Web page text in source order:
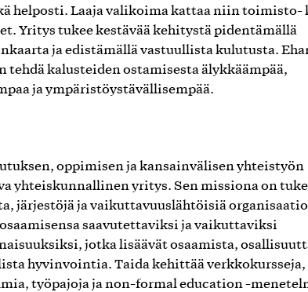
helposti. Laaja valikoima kattaa niin toimisto-
Yritys tukee kestävää kehitystä pidentämällä
ja edistämällä vastuullista kulutusta.
tehdä kalusteiden ostamisesta älykkäämpää,
ja ympäristöystävällisempää.
oppimisen ja kansainvälisen yhteistyön
yhteiskunnallinen yritys. Sen missiona on
järjestöjä ja vaikuttavuuslähtöisiä
saavutettaviksi ja vaikuttaviksi
jotka lisäävät osaamista,
hyvinvointia. Taida kehittää verkkokursseja,
työpajoja ja non-formal education -